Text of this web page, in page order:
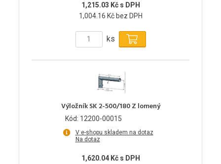
1,215.03 Kč s DPH
1,004.16 Kč bez DPH
ks
Výložník SK 2-500/180 Z lomený
Kód: 12200-00015
V e-shopu skladem na dotaz
Na dotaz
1,620.04 Kč s DPH